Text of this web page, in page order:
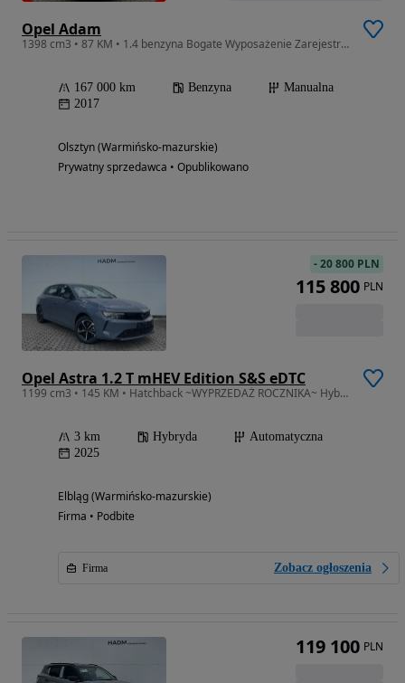
Opel Adam
1398 cm3 • 87 KM • 1.4 benzyna Bogate Wyposażenie Zarejestrowany gwarancja
167 000 km Benzyna
Manualna
2017
Olsztyn (Warmińsko-mazurskie)
Prywatny sprzedawca • Opublikowano
Opel Astra 1.2 T mHEV Edition S&S eDTC
1199 cm3 • 145 KM • Hatchback ~WYPRZEDAŻ ROCZNIKA~ Hybrid Edition 1.2 Turbo eDCT6 145KM
3 km Hybryda
Automatyczna
2025
Elbląg (Warmińsko-mazurskie)
Firma • Podbite
Firma Zobacz ogłoszenia
-20 800 PLN
115 800 PLN
119 100 PLN